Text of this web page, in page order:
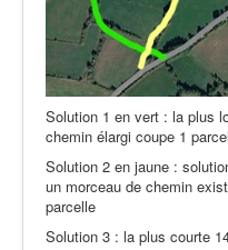
Solution 1 en vert : la plus
chemin élargi coupe 1
Solution 2 en jaune :
un morceau de chemin
parcelle
Solution 3 : la plus courte